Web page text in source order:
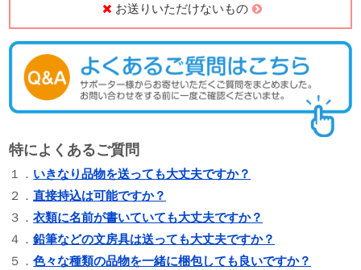
お送りいただけないもの
特によくあるご質問
１． いきなり品物を送っても大丈夫ですか？
２．直接持込は可能ですか？
３．衣類に名前が書いていても大丈夫ですか？
４．鉛筆などの文房具は送っても大丈夫ですか？
５．色々な種類の品物を一緒に梱包しても良いですか？